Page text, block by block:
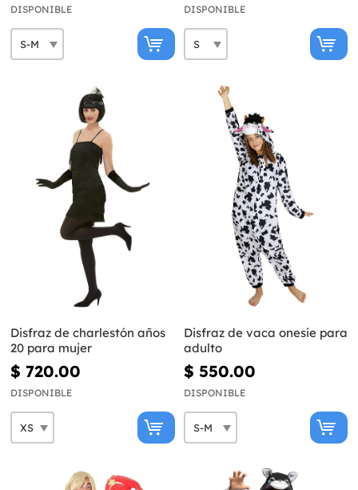
DISPONIBLE DISPONIBLE
Disfraz de charlestón años
20 para mujer
$ 720.00
DISPONIBLE
Disfraz de vaca onesie para
adulto
$ 550.00
DISPONIBLE